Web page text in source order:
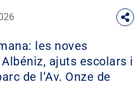
les noves
ajuts escolars i
de l’Av. Onze de